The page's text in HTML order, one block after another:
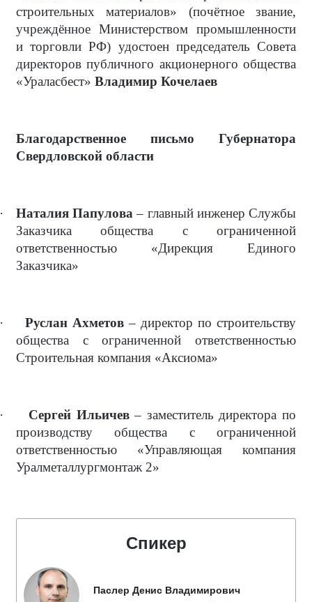
строительных материалов» (почётное звание,
учреждённое Министерством промышленности
и торговли РФ) удостоен председатель Совета
директоров публичного акционерного общества
«Ураласбест» Владимир Кочелаев
Благодарственное письмо Губернатора
Свердловской области
· Наталия Папулова – главный инженер Службы
Заказчика общества с ограниченной
ответственностью «Дирекция Единого
Заказчика»
· Руслан Ахметов – директор по строительству
общества с ограниченной ответственностью
Строительная компания «Аксиома»
· Сергей Ильичев– заместитель директора по
производству общества с ограниченной
ответственностью «Управляющая компания
Уралметаллургмонтаж 2»
Спикер
Паслер Денис Владимирович